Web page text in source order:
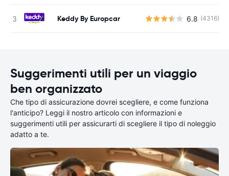
Keddy By Europcar 6.8 (4316)
Suggerimenti utili per un viaggio
ben organizzato
Che tipo di assicurazione dovrei scegliere, e come funziona
l'anticipo? Leggi il nostro articolo con informazioni e
suggerimenti utili per assicurarti di scegliere il tipo di noleggio
adatto a te.